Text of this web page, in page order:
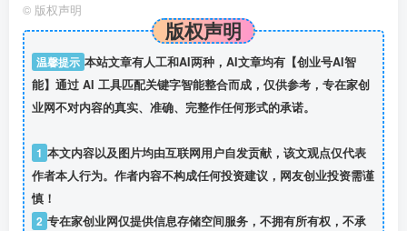
© 版权声明
版权声明
温馨提示 本站文章有人工和AI两种，AI文章均有【创业号AI智
能】通过 AI 工具匹配关键字智能整合而成，仅供参考，专在家创
业网不对内容的真实、准确、完整作任何形式的承诺。
1 本文内容以及图片均由互联网用户自发贡献，该文观点仅代表
作者本人行为。作者内容不构成任何投资建议，网友创业投资需谨
慎！
2 专在家创业网仅提供信息存储空间服务，不拥有所有权，不承